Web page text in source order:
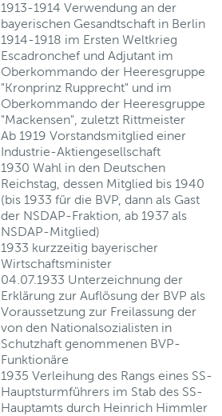
1913-1914 Verwendung an der
bayerischen Gesandtschaft in Berlin
1914-1918 im Ersten Weltkrieg
Escadronchef und Adjutant im
Oberkommando der Heeresgruppe
"Kronprinz Rupprecht" und im
Oberkommando der Heeresgruppe
"Mackensen", zuletzt Rittmeister
Ab 1919 Vorstandsmitglied einer
Industrie-Aktiengesellschaft
1930 Wahl in den Deutschen
Reichstag, dessen Mitglied bis 1940
(bis 1933 für die BVP, dann als Gast
der NSDAP-Fraktion, ab 1937 als
NSDAP-Mitglied)
1933 kurzzeitig bayerischer
Wirtschaftsminister
04.07.1933 Unterzeichnung der
Erklärung zur Auflösung der BVP als
Voraussetzung zur Freilassung der
von den Nationalsozialisten in
Schutzhaft genommenen BVP-
Funktionäre
1935 Verleihung des Rangs eines SS-
Hauptsturmführers im Stab des SS-
Hauptamts durch Heinrich Himmler